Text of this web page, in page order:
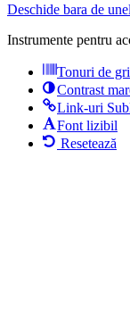
Deschide bara de
Instrumente pentru
Tonuri de gri
Contrast
Link-uri
Font lizibil
Resetează